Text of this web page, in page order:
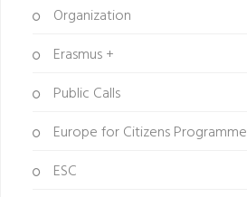
Organization
Erasmus +
Public Calls
Europe for Citizens Programme
ESC